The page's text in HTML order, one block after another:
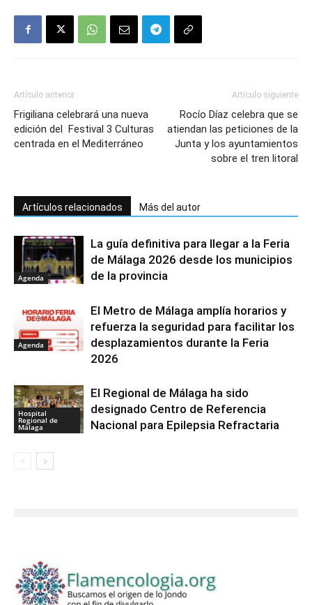
Artículo anterior
Frigiliana celebrará una nueva
edición del Festival 3 Culturas
centrada en el Mediterráneo
Artículo siguiente
Rocío Díaz celebra que se
atiendan las peticiones de la
Junta y los ayuntamientos
sobre el tren litoral
Artículos relacionados Más del autor
Agenda
La guía definitiva para llegar a la Feria
de Málaga 2026 desde los municipios
de la provincia
Agenda
El Metro de Málaga amplía horarios y
refuerza la seguridad para facilitar los
desplazamientos durante la Feria
2026
Hospital
Regional de
Málaga
El Regional de Málaga ha sido
designado Centro de Referencia
Nacional para Epilepsia Refractaria